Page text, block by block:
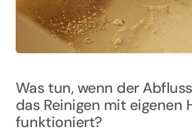
Was tun, wenn der
das Reinigen mit
funktioniert?